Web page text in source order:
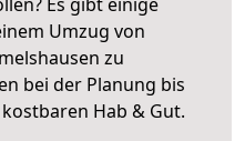
Umzug von
zu
bei der Planung bis
Hab & Gut.